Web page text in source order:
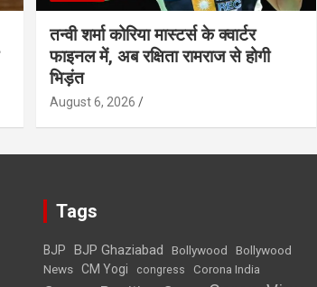
तन्वी शर्मा कोरिया मास्टर्स के क्वार्टर
फाइनल में, अब रक्षिता रामराज से होगी
भिड़ंत
August 6, 2026
Tags
BJP BJP Ghaziabad Bollywood
Bollywood
News CM Yogi congress Corona India